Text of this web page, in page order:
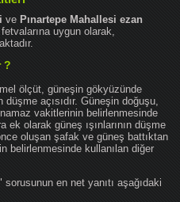
ve Pınartepe Mahallesi ezan
uygun olarak,
?
ölçüt, güneşin gökyüzünde
düşme açısıdır. Güneşin doğuşu,
vakitlerinin belirlenmesinde
ek olarak güneş ışınlarının düşme
oluşan şafak ve güneş battıktan
belirlenmesinde kullanılan diğer
en net yanıtı aşağıdaki